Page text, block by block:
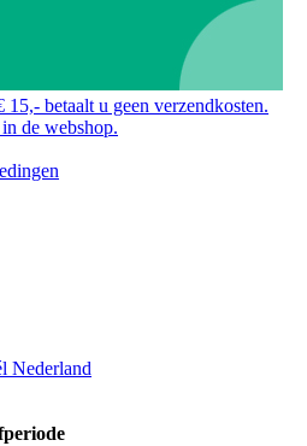
betaalt u geen verzendkosten.
de webshop.
Nederland